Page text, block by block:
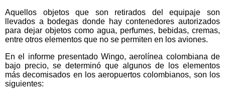
Aquellos objetos que son retirados del equipaje son
llevados a bodegas donde hay contenedores autorizados
para dejar objetos como agua, perfumes, bebidas, cremas,
entre otros elementos que no se permiten en los aviones.
En el informe presentado Wingo, aerolínea colombiana de
bajo precio, se determinó que algunos de los elementos
más decomisados en los aeropuertos colombianos, son los
siguientes: